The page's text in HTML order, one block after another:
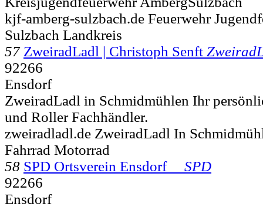
kjf-amberg-sulzbach.de Feuerwehr
Sulzbach Landkreis
57 ZweiradLadl | Christoph Senft
92266
Ensdorf
ZweiradLadl in Schmidmühlen Ihr
und Roller Fachhändler.
zweiradladl.de ZweiradLadl In
Fahrrad Motorrad
58 SPD Ortsverein Ensdorf SPD
92266
Ensdorf